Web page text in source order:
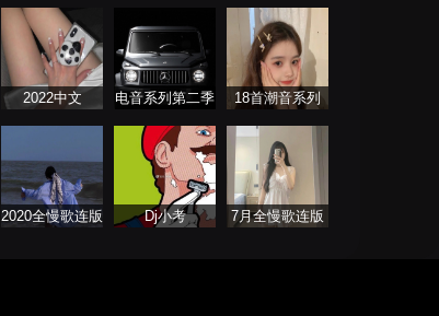
2022中文
电音系列第二季 18首潮音系列
2020全慢歌连版
Dj小考
7月全慢歌连版